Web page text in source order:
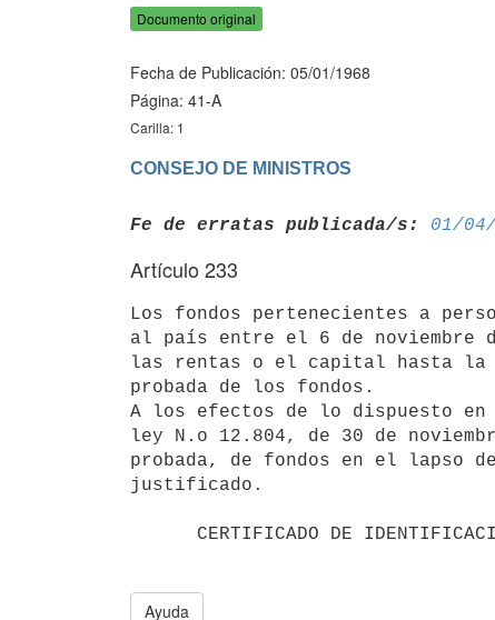
Documento original
Fecha de Publicación: 05/01/1968
Página: 41-A
Carilla: 1
CONSEJO DE MINISTROS
Fe de erratas publicada/s: 01/
Artículo 233
Los fondos pertenecientes a
al país entre el 6 de noviembre
las rentas o el capital hasta
probada de los fondos.
A los efectos de lo dispuesto
ley N.o 12.804, de 30 de
probada, de fondos en el lapso
justificado.
Ayuda